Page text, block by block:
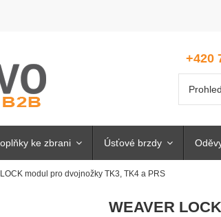
+420
ke zbrani Úsťové brzdy
modul pro dvojnožky TK3, TK4 a PRS
WEAVER